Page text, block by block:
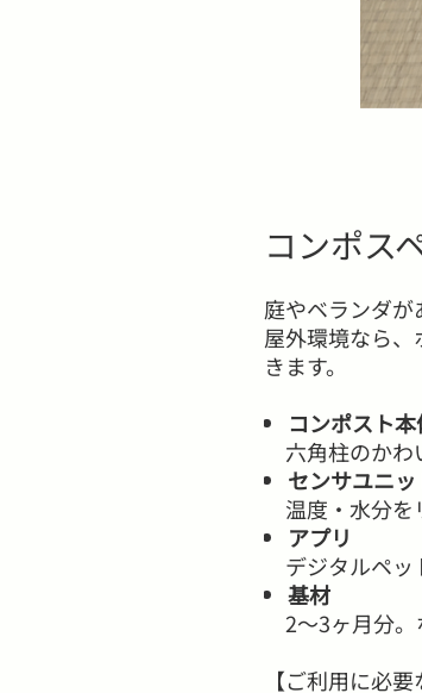
コンポス
庭やベランダ
屋外環境なら
きます。
コンポスト本
六角柱のか
センサユニッ
温度・水分
アプリ
デジタルペッ
基材
2〜3ヶ月分
【ご利用に必要